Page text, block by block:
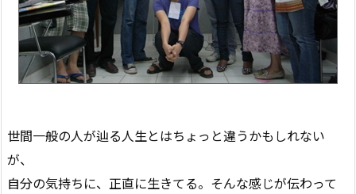
世間一般の人が辿る人生とはちょっと違うかもしれない
が、
自分の気持ちに、正直に生きてる。そんな感じが伝わって